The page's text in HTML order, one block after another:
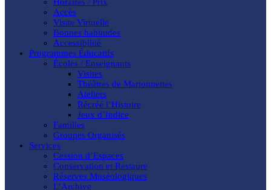
Accès
Visite Virtuelle
Bonnes habitudes
Accessibilité
Programmes Éducatifs
Écoles / Enseignants
Visites
Théâtres de Marionnettes
Ateliers
Récréé l’Histoire
Jeux d’Indice
Familles
Groupes Organisés
Services
Cession d’Espaces
Conservation et Restaure
Réserves Muséologiques
L’Archive